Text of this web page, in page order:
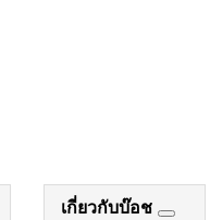
เกี่ยวกับบ๊อช